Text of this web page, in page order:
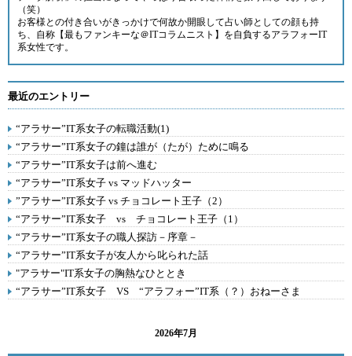
（笑）
お客様との付き合いがきっかけで何故か開眼して占い師としての顔も持
ち、自称【最もファンキーな＠ITコラムニスト】を自負するアラフォーIT
系女性です。
最近のエントリー
“アラサー”IT系女子の転職活動(1)
“アラサー”IT系女子の鐘は誰が（たが）ために鳴る
“アラサー”IT系女子は前へ進む
“アラサー”IT系女子 vs マッドハッター
”アラサー”IT系女子 vs チョコレート王子（2）
“アラサー”IT系女子 vs チョコレート王子（1）
“アラサー”IT系女子の職人探訪－序章－
“アラサー”IT系女子が友人から叱られた話
"アラサー"IT系女子の胸熱なひととき
“アラサー”IT系女子 VS “アラフォー”IT系（？）おねーさま
2026年7月